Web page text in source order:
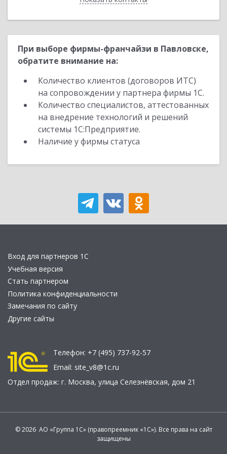
При выборе фирмы-франчайзи в Павловске,
обратите внимание на:
Количество клиентов (договоров ИТС)
на сопровождении у партнера фирмы 1С.
Количество специалистов, аттестованных
на внедрение технологий и решений
системы 1С:Предприятие.
Наличие у фирмы статуса
Вход для партнеров 1С
Учебная версия
Стать партнером
Политика конфиденциальности
Замечания по сайту
Другие сайты
Телефон: +7 (495) 737-92-57
Email: site_v8@1c.ru
Отдел продаж: г. Москва, улица Селезнёвская, дом 21
© 2026 АО «Группа 1С» (правопреемник «1С»). Все права на сайт
защищены